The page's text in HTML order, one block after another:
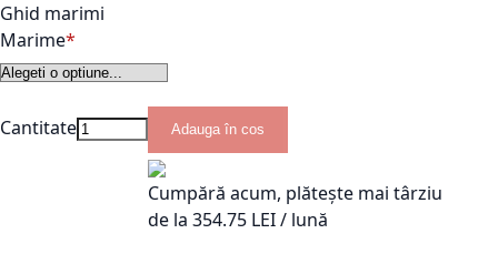
Ghid marimi
Marime
Cantitate Adauga în cos
Cumpără acum, plătește mai târziu
de la 354.75 LEI / lună